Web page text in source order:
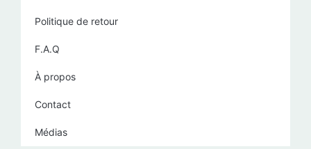
Politique de retour
F.A.Q
À propos
Contact
Médias